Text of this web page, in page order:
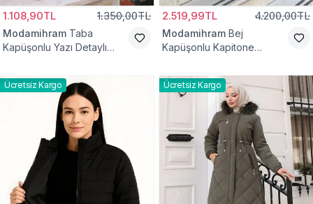
1.108,90TL 1.350,00TL
Modamihram Taba
Kapüşonlu Yazı Detaylı
2.519,99TL 4.200,00TL
Modamihram Bej
Kapüşonlu Kapitone
Ücretsiz Kargo Ücretsiz Kargo